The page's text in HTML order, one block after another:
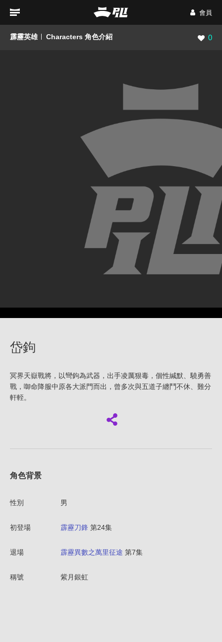
會員
霹靂英雄 Characters 角色介紹 瀏覽
0
岱鉤
冥界天嶽戰將，以彎鉤為武器，出手凌厲狠毒，個性緘默、驍勇善
戰，啣命降服中原各大派門而出，曾多次與五道子纏鬥不休、難分
軒輊。
角色背景
性別 男
初登場 霹靂刀鋒 第24集
退場 霹靂異數之萬里征途 第7集
稱號 紫月銀虹